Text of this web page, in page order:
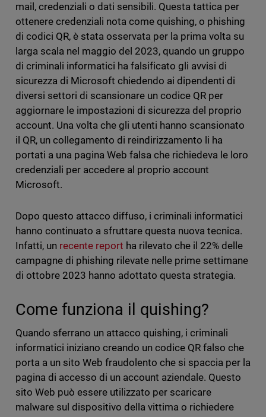
mail, credenziali o dati sensibili. Questa tattica per
ottenere credenziali nota come quishing, o phishing
di codici QR, è stata osservata per la prima volta su
larga scala nel maggio del 2023, quando un gruppo
di criminali informatici ha falsificato gli avvisi di
sicurezza di Microsoft chiedendo ai dipendenti di
diversi settori di scansionare un codice QR per
aggiornare le impostazioni di sicurezza del proprio
account. Una volta che gli utenti hanno scansionato
il QR, un collegamento di reindirizzamento li ha
portati a una pagina Web falsa che richiedeva le loro
credenziali per accedere al proprio account
Microsoft.
Dopo questo attacco diffuso, i criminali informatici
hanno continuato a sfruttare questa nuova tecnica.
Infatti, un recente report ha rilevato che il 22% delle
campagne di phishing rilevate nelle prime settimane
di ottobre 2023 hanno adottato questa strategia.
Come funziona il quishing?
Quando sferrano un attacco quishing, i criminali
informatici iniziano creando un codice QR falso che
porta a un sito Web fraudolento che si spaccia per la
pagina di accesso di un account aziendale. Questo
sito Web può essere utilizzato per scaricare
malware sul dispositivo della vittima o richiedere